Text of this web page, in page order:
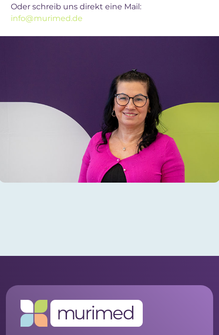
Oder schreib uns direkt eine Mail:
info@murimed.de